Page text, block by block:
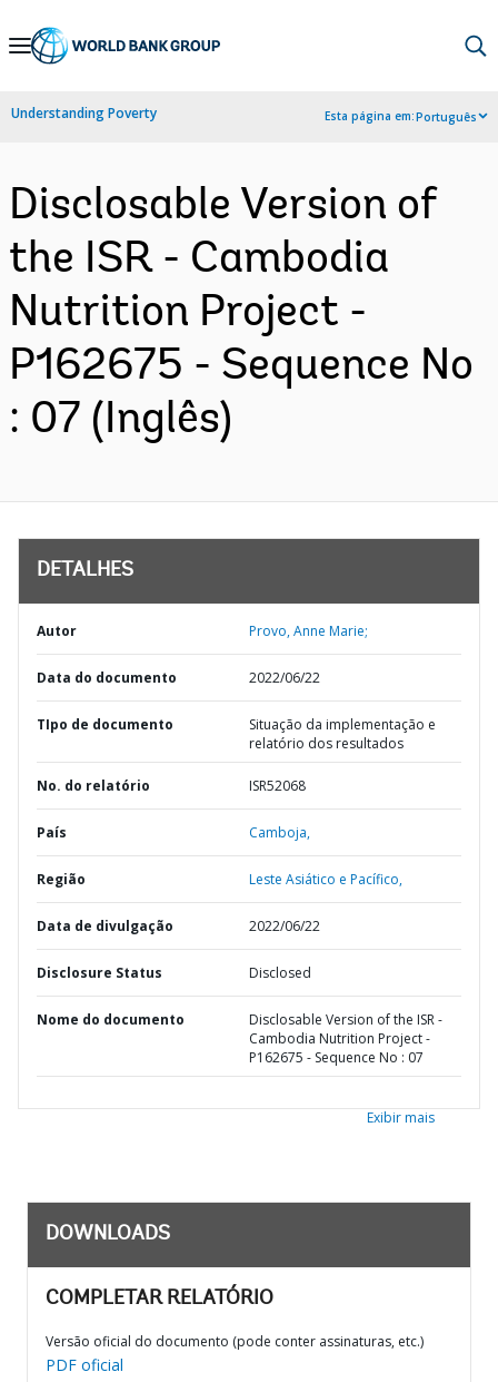
Skip
Navigation
Understanding Poverty Esta página em:Português
Disclosable Version of
the ISR - Cambodia
Nutrition Project -
P162675 - Sequence No
: 07 (Inglês)
DETALHES
Autor Provo, Anne Marie;
Data do documento 2022/06/22
TIpo de documento
Situação da implementação e
relatório dos resultados
No. do relatório ISR52068
País Camboja,
Região Leste Asiático e Pacífico,
Data de divulgação 2022/06/22
Disclosure Status Disclosed
Nome do documento
Disclosable Version of the ISR -
Cambodia Nutrition Project -
P162675 - Sequence No : 07
Exibir mais
DOWNLOADS
COMPLETAR RELATÓRIO
Versão oficial do documento (pode conter assinaturas, etc.)
PDF oficial